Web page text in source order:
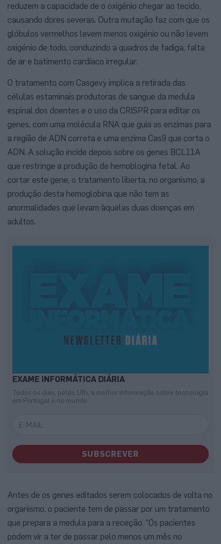
reduzem a capacidade de o oxigénio chegar ao tecido,
causando dores severas. Outra mutação faz com que os
glóbulos vermelhos levem menos oxigénio ou não levem
oxigénio de todo, conduzindo a quadros de fadiga, falta
de ar e batimento cardíaco irregular.
O tratamento com Casgevy implica a retirada das
células estaminais produtoras de sangue da medula
espinal dos doentes e o uso da CRISPR para editar os
genes, com uma molécula RNA que guia as enzimas para
a região de ADN correta e uma enzima Cas9 que corta o
ADN. A solução incide depois sobre os genes BCL11A
que restringe a produção de hemoblogina fetal. Ao
cortar este gene, o tratamento liberta, no organismo, a
produção desta hemoglobina que não tem as
anormalidades que levam àquelas duas doenças em
adultos.
EXAME INFORMÁTICA DIÁRIA
Todos os dias, pelas 18h, a melhor informação sobre tecnologia
em Portugal e no mundo
SUBSCREVER
Antes de os genes editados serem colocados de volta no
organismo, o paciente tem de passar por um tratamento
que prepara a medula para a receção. “Os pacientes
podem vir a ter de passar pelo menos um mês no